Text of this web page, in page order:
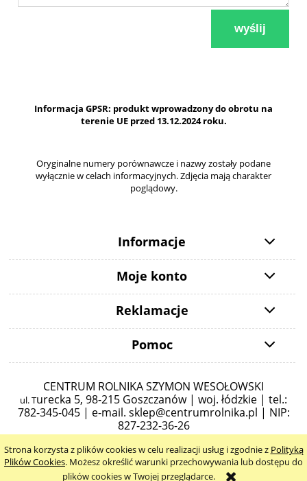
Strona korzysta z plików cookies w celu realizacji usług i zgodnie z Polityką
Plików Cookies. Możesz określić warunki przechowywania lub dostępu do
plików cookies w Twojej przeglądarce.
wyślij
Informacja GPSR: produkt wprowadzony do obrotu na
terenie UE przed 13.12.2024 roku.
Oryginalne numery porównawcze i nazwy zostały podane
wyłącznie w celach informacyjnych. Zdjęcia mają charakter
poglądowy.
Informacje
Moje konto
Reklamacje
Pomoc
CENTRUM ROLNIKA SZYMON WESOŁOWSKI
ul. Turecka 5, 98-215 Goszczanów | woj. łódzkie | tel.:
782-345-045 | e-mail. sklep@centrumrolnika.pl | NIP:
827-232-36-26
pokaż pełną wersję strony